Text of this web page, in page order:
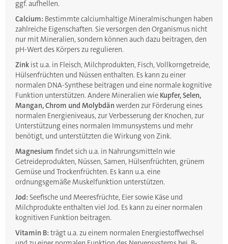
ggf. aufhellen.
Calcium: Bestimmte calciumhaltige Mineralmischungen haben
zahlreiche Eigenschaften. Sie versorgen den Organismus nicht
nur mit Mineralien, sondern können auch dazu beitragen, den
pH-Wert des Körpers zu regulieren.
Zink ist u.a. in Fleisch, Milchprodukten, Fisch, Vollkorngetreide,
Hülsenfrüchten und Nüssen enthalten. Es kann zu einer
normalen DNA-Synthese beitragen und eine normale kognitive
Funktion unterstützen. Andere Mineralien wie Kupfer, Selen,
Mangan, Chrom und Molybdän werden zur Förderung eines
normalen Energieniveaus, zur Verbesserung der Knochen, zur
Unterstützung eines normalen Immunsystems und mehr
benötigt, und unterstützten die Wirkung von Zink.
Magnesium findet sich u.a. in Nahrungsmitteln wie
Getreideprodukten, Nüssen, Samen, Hülsenfrüchten, grünem
Gemüse und Trockenfrüchten. Es kann u.a. eine
ordnungsgemäße Muskelfunktion unterstützen.
Jod: Seefische und Meeresfrüchte, Eier sowie Käse und
Milchprodukte enthalten viel Jod. Es kann zu einer normalen
kognitiven Funktion beitragen.
Vitamin B: trägt u.a. zu einem normalen Energiestoffwechsel